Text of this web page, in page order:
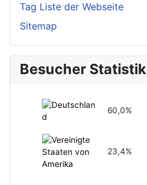
Tag Liste der Webseite
Sitemap
Besucher Statistik
60,0%
23,4%